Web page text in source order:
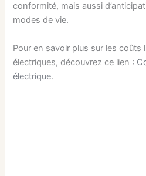
conformité, mais aussi
modes de vie.
Pour en savoir plus sur les coûts
électriques, découvrez ce lien :
électrique.